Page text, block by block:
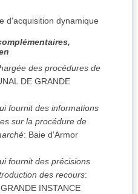
d'acquisition dynamique
des procédures de
DE GRANDE
fournit des informations
sur la procédure de
: Baie d'Armor
fournit des précisions
des recours:
INSTANCE